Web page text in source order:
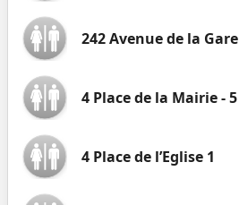
242 Avenue de la Gare
4 Place de la Mairie - 5
4 Place de l’Eglise 1